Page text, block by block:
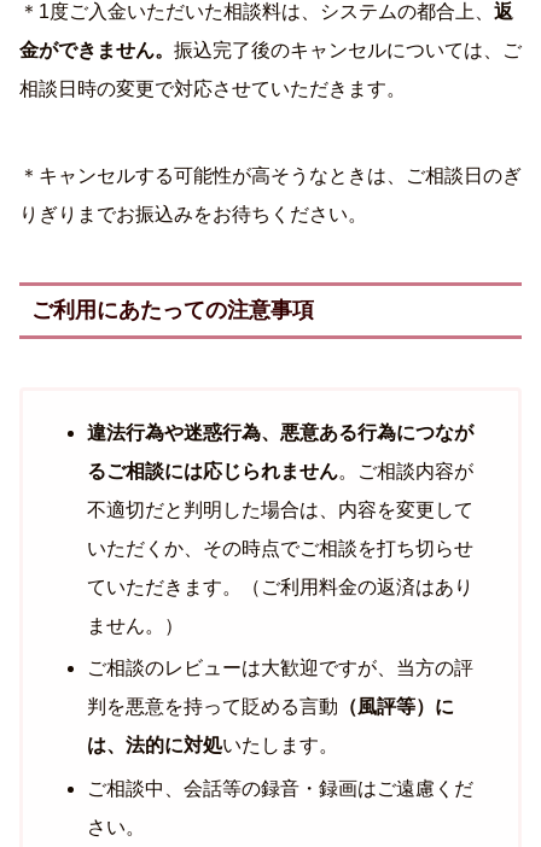
＊1度ご入金いただいた相談料は、システムの都合上、 返
金ができません。 振込完了後のキャンセルについては、ご
相談日時の変更で対応させていただきます。
＊キャンセルする可能性が高そうなときは、ご相談日のぎ
りぎりまでお振込みをお待ちください。
ご利用にあたっての注意事項
違法行為や迷惑行為、悪意ある行為につなが
るご相談には応じられません。ご相談内容が
不適切だと判明した場合は、内容を変更して
いただくか、その時点でご相談を打ち切らせ
ていただきます。（ご利用料金の返済はあり
ません。）
ご相談のレビューは大歓迎ですが、当方の評
判を悪意を持って貶める言動 （風評等）に
は、法的に対処いたします。
ご相談中、会話等の録音・録画はご遠慮くだ
さい。